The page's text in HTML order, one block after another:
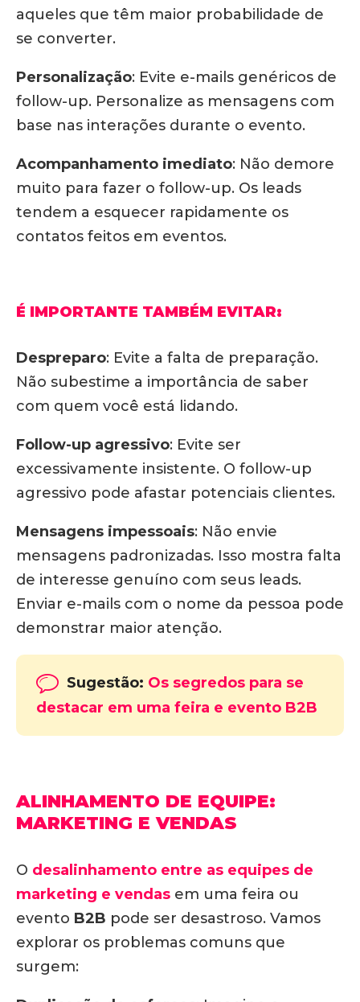
aqueles que têm maior probabilidade de
se converter.
Personalização: Evite e-mails genéricos de
follow-up. Personalize as mensagens com
base nas interações durante o evento.
Acompanhamento imediato: Não demore
muito para fazer o follow-up. Os leads
tendem a esquecer rapidamente os
contatos feitos em eventos.
É IMPORTANTE TAMBÉM EVITAR:
Despreparo: Evite a falta de preparação.
Não subestime a importância de saber
com quem você está lidando.
Follow-up agressivo: Evite ser
excessivamente insistente. O follow-up
agressivo pode afastar potenciais clientes.
Mensagens impessoais: Não envie
mensagens padronizadas. Isso mostra falta
de interesse genuíno com seus leads.
Enviar e-mails com o nome da pessoa pode
demonstrar maior atenção.
Sugestão: Os segredos para se
destacar em uma feira e evento B2B
ALINHAMENTO DE EQUIPE:
MARKETING E VENDAS
O desalinhamento entre as equipes de
marketing e vendas em uma feira ou
evento B2B pode ser desastroso. Vamos
explorar os problemas comuns que
surgem: